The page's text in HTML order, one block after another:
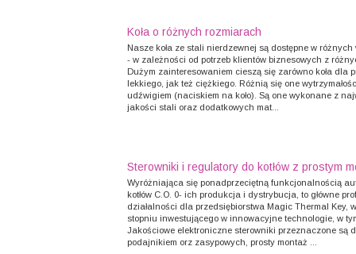
Koła o różnych rozmiarach
Nasze koła ze stali nierdzewnej są dostępne w
- w zależności od potrzeb klientów biznesowych z
Dużym zainteresowaniem cieszą się zarówno koła dla
lekkiego, jak też ciężkiego. Różnią się one
udźwigiem (naciskiem na koło). Są one wykonane z
jakości stali oraz dodatkowych mat...
Sterowniki i regulatory do kotłów z prostym
Wyróżniająca się ponadprzeciętną funkcjonalnością
kotłów C.O. 0- ich produkcja i dystrybucja, to główne
działalności dla przedsiębiorstwa Magic Thermal Key,
stopniu inwestującego w innowacyjne technologie, w
Jakościowe elektroniczne sterowniki przeznaczone są
podajnikiem orz zasypowych, prosty montaż ...